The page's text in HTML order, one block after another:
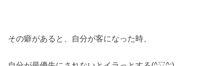
その癖があると、自分が客になった時、